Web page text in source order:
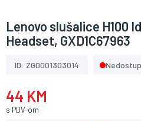
Lenovo slušalice H100
Headset, GXD1C67963
ID: ZG0001303014
44 KM
s PDV-om